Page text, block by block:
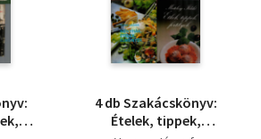
4 db Szakácskönyv:
Ételek, tippek,